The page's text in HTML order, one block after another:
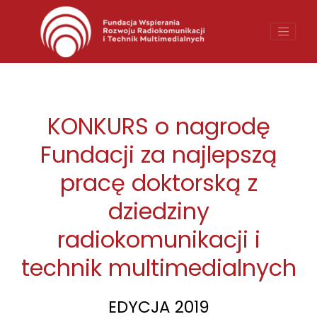
Sponsorzy
Polski English
KONKURS o nagrodę
Fundacji za najlepszą
pracę doktorską z
dziedziny
radiokomunikacji i
technik multimedialnych
EDYCJA 2019